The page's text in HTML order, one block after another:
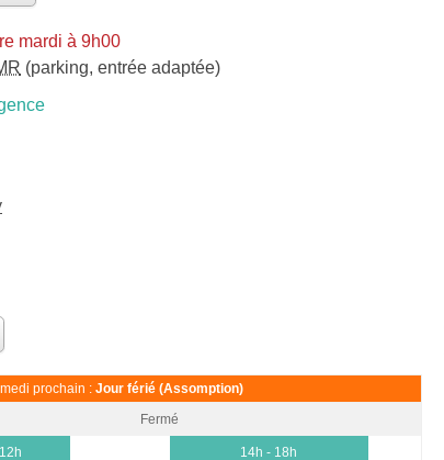
mardi à 9h00
(parking, entrée adaptée)
prochain : Jour férié (Assomption)
Fermé
14h - 18h